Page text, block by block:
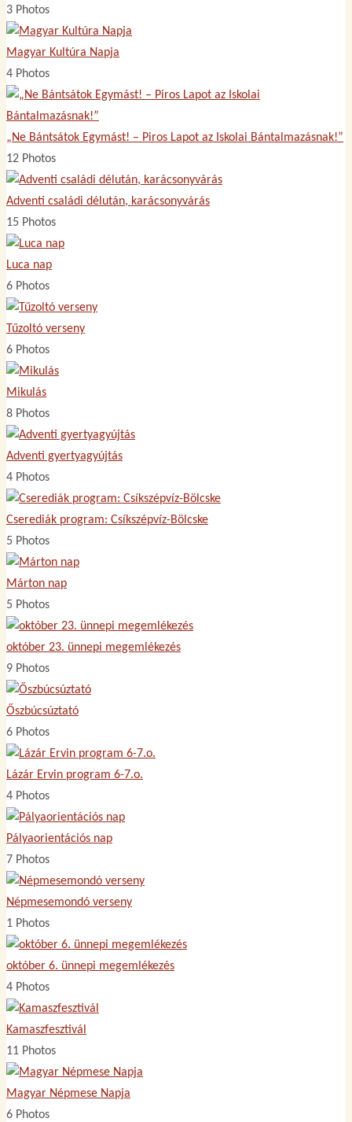
3 Photos
Magyar Kultúra Napja
4 Photos
„Ne Bántsátok Egymást! – Piros Lapot az Iskolai Bántalmazásnak!”
12 Photos
Adventi családi délután, karácsonyvárás
15 Photos
Luca nap
6 Photos
Tűzoltó verseny
6 Photos
Mikulás
8 Photos
Adventi gyertyagyújtás
4 Photos
Cserediák program: Csíkszépvíz-Bölcske
5 Photos
Márton nap
5 Photos
október 23. ünnepi megemlékezés
9 Photos
Őszbúcsúztató
6 Photos
Lázár Ervin program 6-7.o.
4 Photos
Pályaorientációs nap
7 Photos
Népmesemondó verseny
1 Photos
október 6. ünnepi megemlékezés
4 Photos
Kamaszfesztivál
11 Photos
Magyar Népmese Napja
6 Photos